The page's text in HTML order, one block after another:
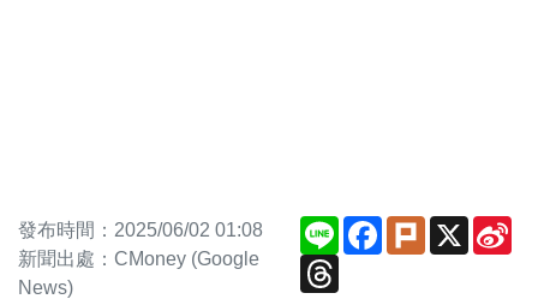
發布時間：2025/06/02 01:08
新聞出處：CMoney (Google
News)
Line Facebook
PlurkX
Threads